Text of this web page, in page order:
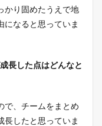
かり固めたうえで地
になると思っていま
長した点はどんなと
で、チームをまとめ
長したと思っていま